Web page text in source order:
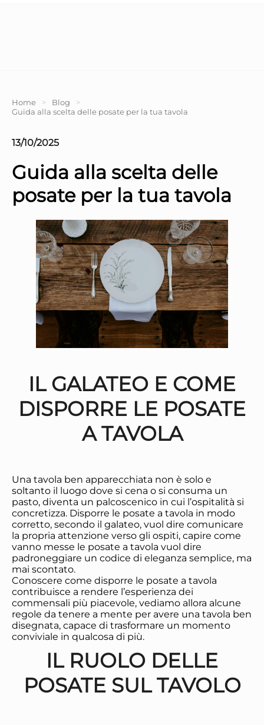
Home > Blog
>
Guida alla scelta delle posate per la tua tavola
13/10/2025
Guida alla scelta delle
posate per la tua tavola
IL GALATEO E COME
DISPORRE LE POSATE
A TAVOLA
Una tavola ben apparecchiata non è solo e
soltanto il luogo dove si cena o si consuma un
pasto, diventa un palcoscenico in cui l’ospitalità si
concretizza. Disporre le posate a tavola in modo
corretto, secondo il galateo, vuol dire comunicare
la propria attenzione verso gli ospiti, capire come
vanno messe le posate a tavola vuol dire
padroneggiare un codice di eleganza semplice, ma
mai scontato.
Conoscere come disporre le posate a tavola
contribuisce a rendere l’esperienza dei
commensali più piacevole, vediamo allora alcune
regole da tenere a mente per avere una tavola ben
disegnata, capace di trasformare un momento
conviviale in qualcosa di più.
IL RUOLO DELLE
POSATE SUL TAVOLO